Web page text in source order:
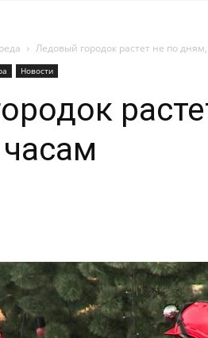
Ледовый городок растет не по
Новости